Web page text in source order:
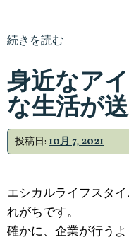
続きを読む
身近なア
な生活が
投稿日: 10月 7, 2021
エシカルライフスタ
れがちです。
確かに、企業が行う